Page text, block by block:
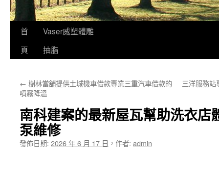
跳
要
容
首
頁
Vaser威塑體雕
抽脂
← 樹林當舖提供土城機車借款專業三重汽車借款的
噴霧降溫
三洋服務站
南科建案的最新屋瓦幫助洗衣店
泵維修
發佈日期: 2026 年 6 月 17 日 ， 作者: admin